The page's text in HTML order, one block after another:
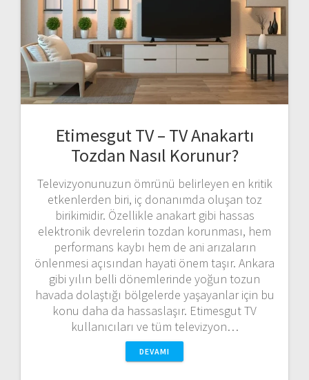
Etimesgut TV – TV Anakartı
Tozdan Nasıl Korunur?
Televizyonunuzun ömrünü belirleyen en kritik
etkenlerden biri, iç donanımda oluşan toz
birikimidir. Özellikle anakart gibi hassas
elektronik devrelerin tozdan korunması, hem
performans kaybı hem de ani arızaların
önlenmesi açısından hayati önem taşır. Ankara
gibi yılın belli dönemlerinde yoğun tozun
havada dolaştığı bölgelerde yaşayanlar için bu
konu daha da hassaslaşır. Etimesgut TV
kullanıcıları ve tüm televizyon…
DEVAMI